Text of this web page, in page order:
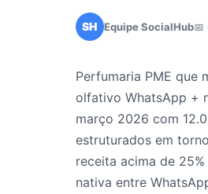
SH Equipe SocialHub📅
Perfumaria PME que
olfativo WhatsApp +
março 2026 com
estruturados em
receita acima de
nativa entre